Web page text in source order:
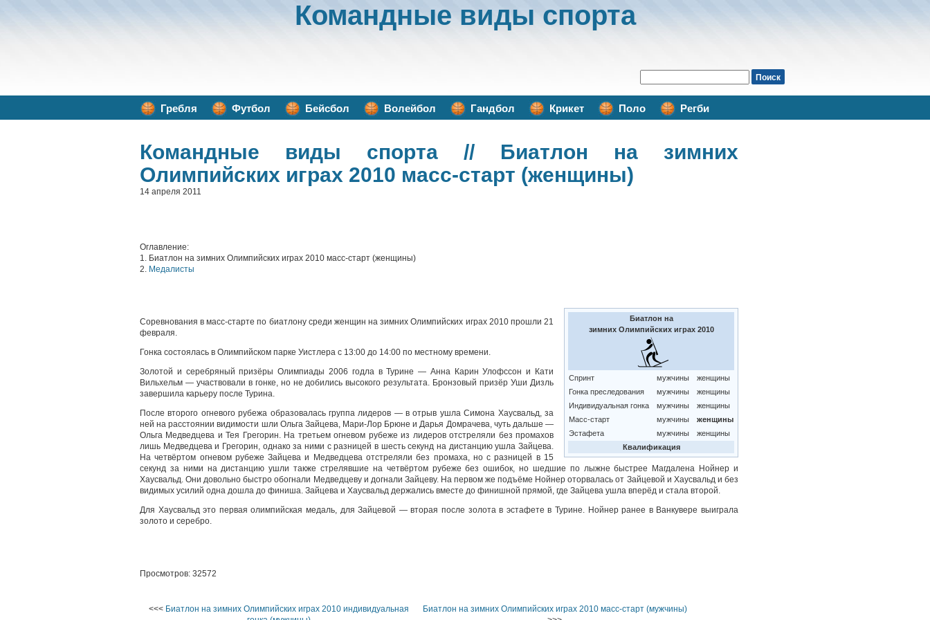
Командные виды спорта
Гребля Футбол Бейсбол Волейбол Гандбол Крикет Поло Регби
Командные виды спорта // Биатлон на зимних
Олимпийских играх 2010 масс-старт (женщины)
14 апреля 2011
Оглавление:
1. Биатлон на зимних Олимпийских играх 2010 масс-старт (женщины)
2. Медалисты
Биатлон на
зимних Олимпийских играх 2010
Спринт мужчины
женщины
Гонка преследования
мужчины
женщины
Индивидуальная гонка
мужчины
женщины
Масс-старт
мужчины
женщины
Эстафета
мужчины
женщины
Квалификация
Соревнования в масс-старте по биатлону среди женщин на зимних Олимпийских играх 2010 прошли 21
февраля.
Гонка состоялась в Олимпийском парке Уистлера с 13:00 до 14:00 по местному времени.
Золотой и серебряный призёры Олимпиады 2006 годла в Турине — Анна Карин Улофссон и Кати
Вильхельм — участвовали в гонке, но не добились высокого результата. Бронзовый призёр Уши Дизль
завершила карьеру после Турина.
После второго огневого рубежа образовалась группа лидеров — в отрыв ушла Симона Хаусвальд, за
ней на расстоянии видимости шли Ольга Зайцева, Мари-Лор Брюне и Дарья Домрачева, чуть дальше —
Ольга Медведцева и Тея Грегорин. На третьем огневом рубеже из лидеров отстреляли без промахов
лишь Медведцева и Грегорин, однако за ними с разницей в шесть секунд на дистанцию ушла Зайцева.
На четвёртом огневом рубеже Зайцева и Медведцева отстреляли без промаха, но с разницей в 15
секунд за ними на дистанцию ушли также стрелявшие на четвёртом рубеже без ошибок, но шедшие по лыжне быстрее Магдалена Нойнер и
Хаусвальд. Они довольно быстро обогнали Медведцеву и догнали Зайцеву. На первом же подъёме Нойнер оторвалась от Зайцевой и Хаусвальд и без
видимых усилий одна дошла до финиша. Зайцева и Хаусвальд держались вместе до финишной прямой, где Зайцева ушла вперёд и стала второй.
Для Хаусвальд это первая олимпийская медаль, для Зайцевой — вторая после золота в эстафете в Турине. Нойнер ранее в Ванкувере выиграла
золото и серебро.
Просмотров: 32572
<<< Биатлон на зимних Олимпийских играх 2010 индивидуальная
Биатлон на зимних Олимпийских играх 2010 масс-старт (мужчины)